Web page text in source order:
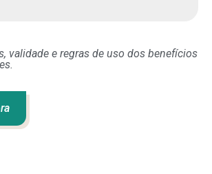
validade e regras de uso dos benefícios